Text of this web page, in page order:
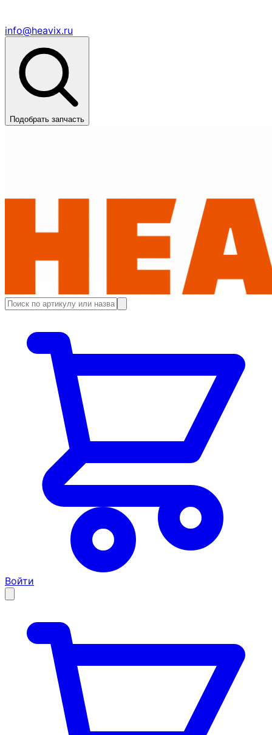
info@heavix.ru
Подобрать запчасть
Войти